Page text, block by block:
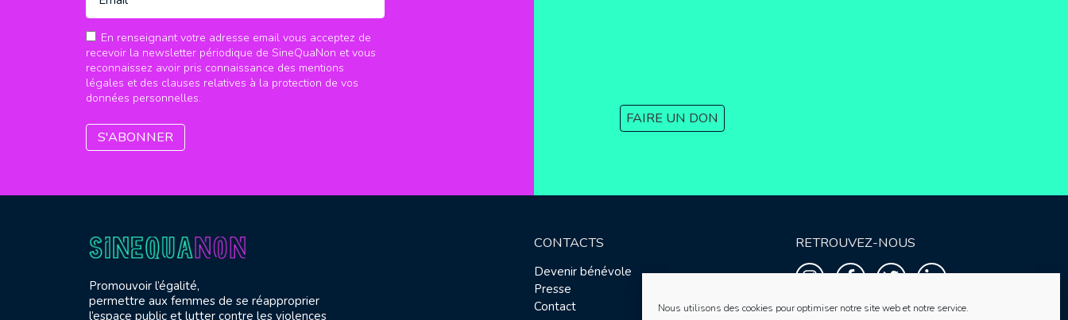
Nous utilisons des cookies pour optimiser notre site web et notre service.
En renseignant votre adresse email vous acceptez de
recevoir la newsletter périodique de SineQuaNon et vous
reconnaissez avoir pris connaissance des mentions
légales et des clauses relatives à la protection de vos
données personnelles.
FAIRE UN DON
Promouvoir l’égalité,
permettre aux femmes de se réapproprier
l’espace public et lutter contre les violences
CONTACTS
Devenir bénévole
Presse
Contact
RETROUVEZ-NOUS